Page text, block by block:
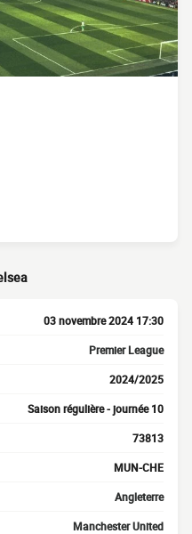
03 novembre 2024 17:30
Premier League
2024/2025
Saison régulière - journée 10
73813
MUN-CHE
Angleterre
Manchester United